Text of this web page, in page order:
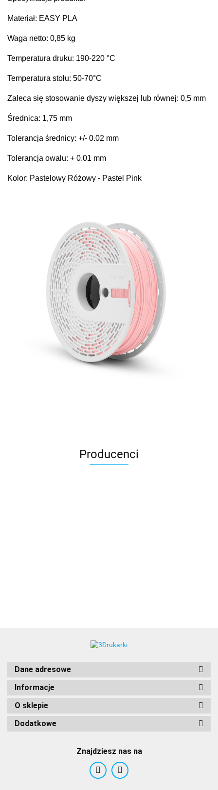
Materiał: EASY PLA
Waga netto: 0,85 kg
Temperatura druku: 190-220 °C
Temperatura stołu: 50-70°C
Zaleca się stosowanie dyszy większej lub równej: 0,5 mm
Średnica: 1,75 mm
Tolerancja średnicy: +/- 0.02 mm
Tolerancja owalu: + 0.01 mm
Kolor: Pastelowy Różowy - Pastel Pink
Producenci
Dane adresowe
Informacje
O sklepie
Dodatkowe
Znajdziesz nas na